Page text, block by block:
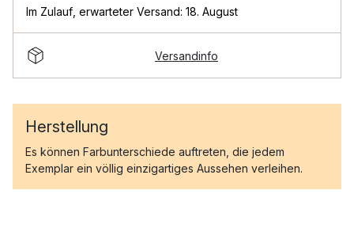
Im Zulauf erwarteter Versand: 18. August
Versandinfo
Herstellung
Es können Farbunterschiede auftreten, die jedem
Exemplar ein völlig einzigartiges Aussehen verleihen.